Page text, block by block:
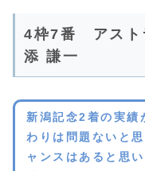
4枠7番 アス
添 謙一
新潟記念2着の実績
わりは問題ないと
ャンスはあると思